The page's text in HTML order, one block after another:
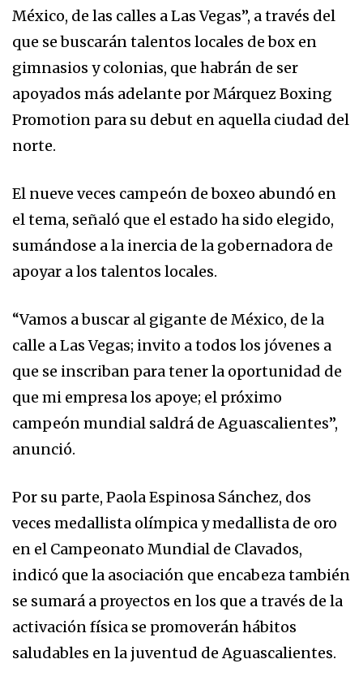
México, de las calles a Las Vegas”, a través del
que se buscarán talentos locales de box en
gimnasios y colonias, que habrán de ser
apoyados más adelante por Márquez Boxing
Promotion para su debut en aquella ciudad del
norte.
El nueve veces campeón de boxeo abundó en
el tema, señaló que el estado ha sido elegido,
sumándose a la inercia de la gobernadora de
apoyar a los talentos locales.
“Vamos a buscar al gigante de México, de la
calle a Las Vegas; invito a todos los jóvenes a
que se inscriban para tener la oportunidad de
que mi empresa los apoye; el próximo
campeón mundial saldrá de Aguascalientes”,
anunció.
Por su parte, Paola Espinosa Sánchez, dos
veces medallista olímpica y medallista de oro
en el Campeonato Mundial de Clavados,
indicó que la asociación que encabeza también
se sumará a proyectos en los que a través de la
activación física se promoverán hábitos
saludables en la juventud de Aguascalientes.